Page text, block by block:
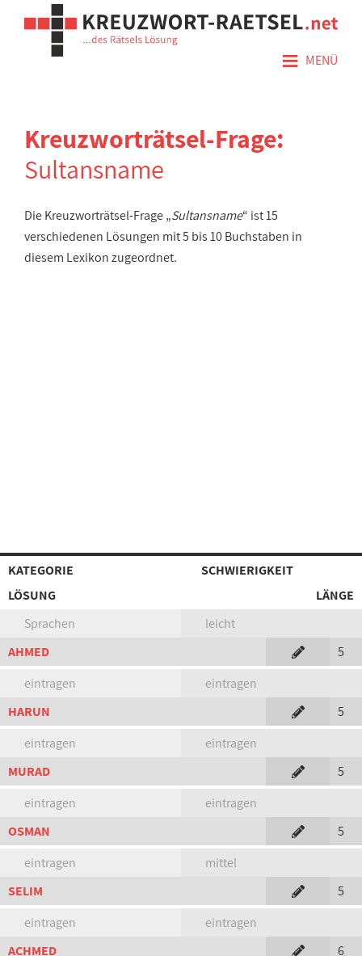
≡ MENÜ
Kreuzworträtsel-Frage:
Sultansname
Die Kreuzworträtsel-Frage „Sultansname“ ist 15
verschiedenen Lösungen mit 5 bis 10 Buchstaben in
diesem Lexikon zugeordnet.
KATEGORIE
SCHWIERIGKEIT
LÖSUNG
LÄNGE
Sprachen
leicht
AHMED
5
eintragen
eintragen
HARUN
5
eintragen
eintragen
MURAD
5
eintragen
eintragen
OSMAN
5
eintragen
mittel
SELIM
5
eintragen
eintragen
ACHMED
6